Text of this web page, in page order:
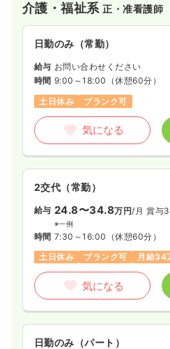
介護・福祉系正・准看護師
日勤のみ（常勤）
給与 お問い合わせください
時間 9:00～18:00 （休憩60分）
土日休み
ブランク可
気になる
2交代（常勤）
給与 24.8〜34.8万円/月 賞与
※一例
時間 7:30～16:00 （休憩60分）
土日休み
ブランク可 月給34
気になる
日勤のみ（パート）